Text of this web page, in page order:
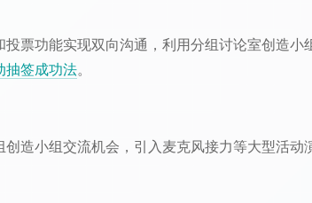
票功能实现双向沟通，利用分组讨论室创造小
抽签成功法。
造小组交流机会，引入麦克风接力等大型活动